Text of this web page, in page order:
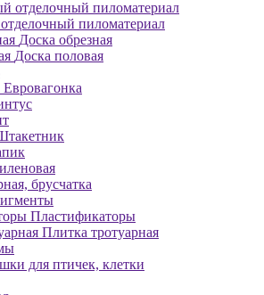
пиломатериал
Доска обрезная
Доска половая
Евровагонка
брусчатка
Пластификаторы
Плитка тротуарная
для птичек, клетки